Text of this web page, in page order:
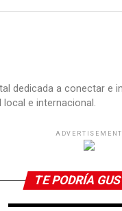
dedicada a conectar e
e internacional.
ADVERTISEMENT
TE PODRÍA